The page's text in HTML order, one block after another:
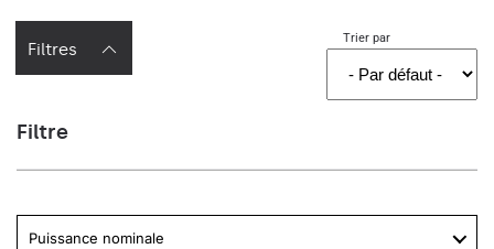
Filtres
Trier par
Filtre
Puissance nominale